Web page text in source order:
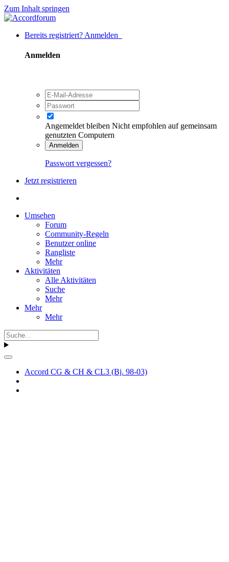
Zum Inhalt springen
Bereits registriert? Anmelden
Anmelden
Angemeldet bleiben Nicht empfohlen auf gemeinsam
genutzten Computern
Anmelden
Passwort vergessen?
Jetzt registrieren
Umsehen
Forum
Community-Regeln
Benutzer online
Rangliste
Mehr
Aktivitäten
Alle Aktivitäten
Suche
Mehr
Mehr
Mehr
Accord CG & CH & CL3 (Bj. 98-03)